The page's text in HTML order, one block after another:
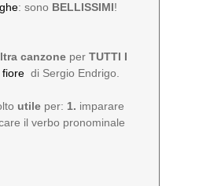
: sono BELLISSIMI!
canzone perTUTTI I
fiore di Sergio Endrigo.
utile per: 1. imparare
il verbo pronominale